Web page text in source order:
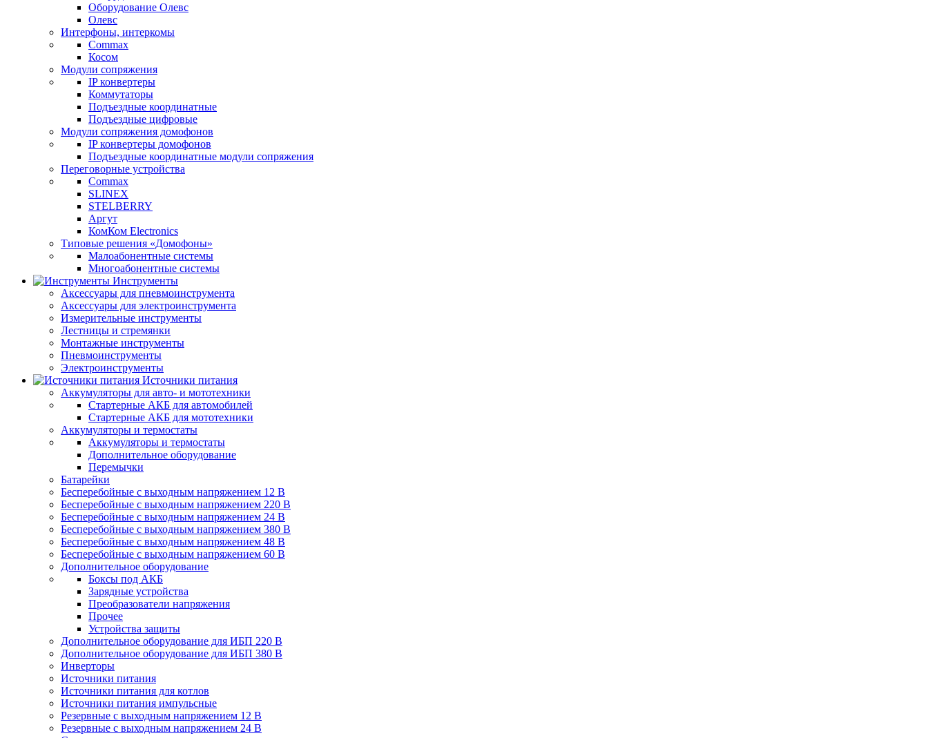
Оборудование Олевс
Олевс
Интерфоны, интеркомы
Commax
Косом
Модули сопряжения
IP конвертеры
Коммутаторы
Подъездные координатные
Подъездные цифровые
Модули сопряжения домофонов
IP конвертеры домофонов
Подъездные координатные модули сопряжения
Переговорные устройства
Commax
SLINEX
STELBERRY
Аргут
КомКом Electronics
Типовые решения «Домофоны»
Малоабонентные системы
Многоабонентные системы
Инструменты
Аксессуары для пневмоинструмента
Аксессуары для электроинструмента
Измерительные инструменты
Лестницы и стремянки
Монтажные инструменты
Пневмоинструменты
Электроинструменты
Источники питания
Аккумуляторы для авто- и мототехники
Стартерные АКБ для автомобилей
Стартерные АКБ для мототехники
Аккумуляторы и термостаты
Аккумуляторы и термостаты
Дополнительное оборудование
Перемычки
Батарейки
Бесперебойные с выходным напряжением 12 В
Бесперебойные с выходным напряжением 220 В
Бесперебойные с выходным напряжением 24 В
Бесперебойные с выходным напряжением 380 В
Бесперебойные с выходным напряжением 48 В
Бесперебойные с выходным напряжением 60 В
Дополнительное оборудование
Боксы под АКБ
Зарядные устройства
Преобразователи напряжения
Прочее
Устройства защиты
Дополнительное оборудование для ИБП 220 В
Дополнительное оборудование для ИБП 380 В
Инверторы
Источники питания
Источники питания для котлов
Источники питания импульсные
Резервные с выходным напряжением 12 В
Резервные с выходным напряжением 24 В